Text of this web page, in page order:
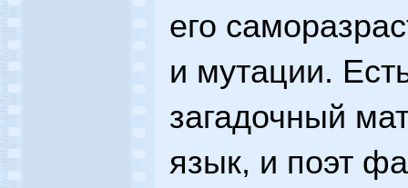
его
и мутации.
загадочный
язык, и поэт